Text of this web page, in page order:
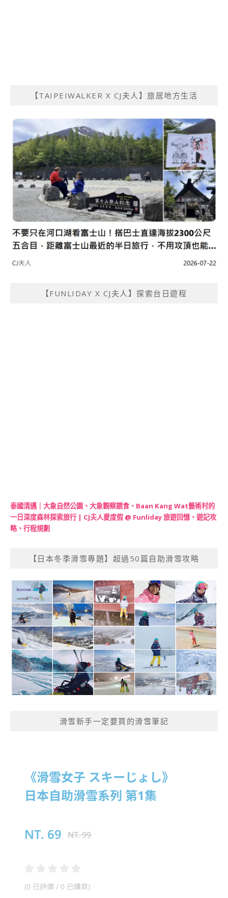
【TAIPEIWALKER X CJ夫人】旅居地方生活
【FUNLIDAY X CJ夫人】探索台日遊程
泰國清邁｜大象自然公園、大象觀察餵食、Baan Kang Wat藝術村的
一日深度森林探索旅行 | CJ夫人愛度假 @ Funliday 旅遊回憶、遊記攻
略、行程規劃
【日本冬季滑雪專題】超過50篇自助滑雪攻略
滑雪新手一定要買的滑雪筆記